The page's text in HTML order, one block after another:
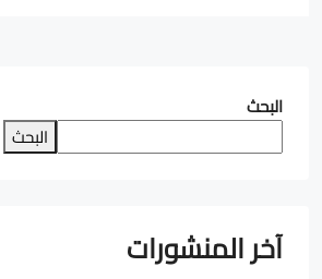
البحث
البحث
آخر المنشورات